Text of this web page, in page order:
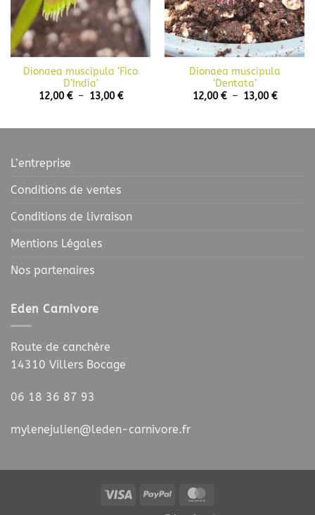
Dionaea muscipula ‘Fico
D’India’
12,00€ – 13,00€Plage
à
Dionaea muscipula
‘Dentata’
12,00€ – 13,00€Plage
à
L’entreprise
Conditions de ventes
Conditions de livraison
Mentions Légales
Nos partenaires
Eden Carnivore
Route de canchère
14310 Villers Bocage
06 18 36 87 93
mylenejulien@leden-carnivore.fr
Visa PayPal